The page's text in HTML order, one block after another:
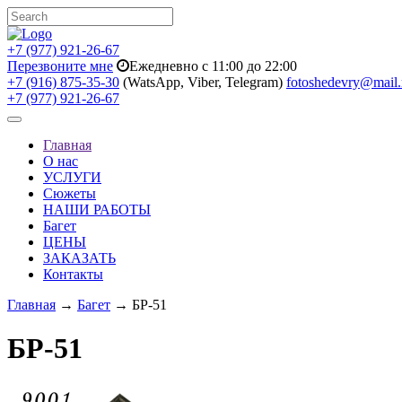
+7 (977) 921-26-67
Перезвоните мне
Ежедневно с 11:00 до 22:00
+7 (916) 875-35-30 (WatsApp, Viber, Telegram)
+7 (977) 921-26-67
Toggle
navigationГлавная
О нас
УСЛУГИ
Сюжеты
НАШИ РАБОТЫ
Багет
ЦЕНЫ
ЗАКАЗАТЬ
Контакты
Главная → Багет → БР-51
БР-51